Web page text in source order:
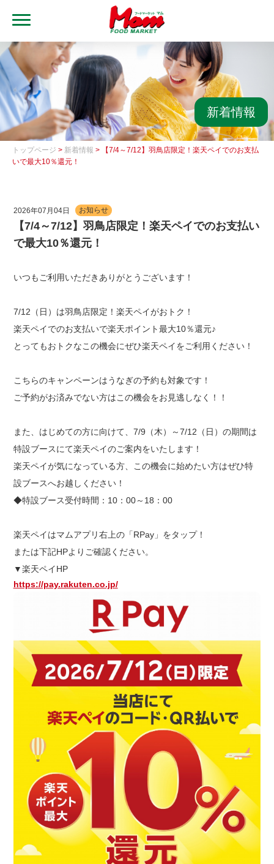
トップ
ブランド・店舗
マムアプリ
マムEdy
ネットスーパー
グループ一覧
採用情報
新着情報
トップページ > 新着情報 > 【7/4～7/12】羽鳥店限定！楽天ペイでのお支払
いで最大10％還元！
2026年07月04日 お知らせ
【7/4～7/12】羽鳥店限定！楽天ペイでのお支払い
で最大10％還元！
いつもご利用いただきありがとうございます！
7/12 （日）は羽鳥店限定！楽天ペイがおトク！
楽天ペイでのお支払いで楽天ポイント最大10％還元♪
とってもおトクなこの機会にぜひ楽天ペイをご利用ください！
こちらのキャンペーンはうなぎの予約も対象です！
ご予約がお済みでない方はこの機会をお見逃しなく！！
また、はじめての方に向けて、 7/9 （木）～7/12 （日）の期間は
特設ブースにて楽天ペイのご案内をいたします！
楽天ペイが気になっている方、この機会に始めたい方はぜひ特
設ブースへお越しください！
◆特設ブース受付時間： 10： 00～ 18 ： 00
楽天ペイはマムアプリ右上の「RPay」をタップ！
または下記HPよりご確認ください。
▼楽天ペイHP
https://pay.rakuten.co.jp/